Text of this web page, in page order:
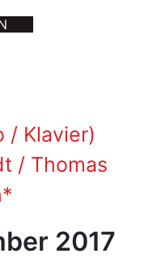
/ Klavier)
/ Thomas
2017